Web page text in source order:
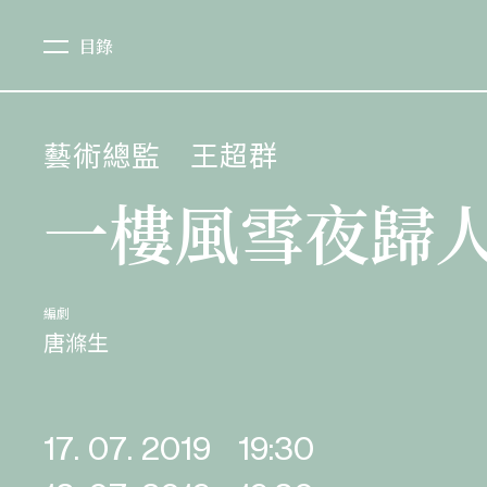
藝術總監 王超群
一樓風雪夜歸
編劇
唐滌生
17. 07. 2019
19:30
目錄